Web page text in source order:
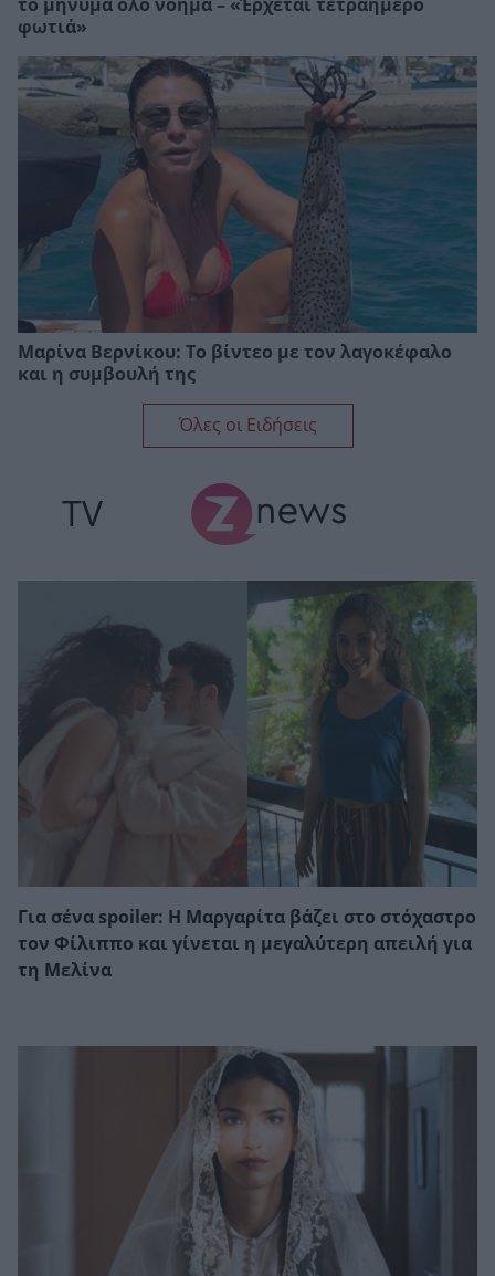
το μήνυμα όλο νόημα – «Έρχεται τετραήμερο
φωτιά»
Μαρίνα Βερνίκου: Το βίντεο με τον λαγοκέφαλο
και η συμβουλή της
Όλες οι Ειδήσεις
TV
Για σένα spoiler: Η Μαργαρίτα βάζει στο στόχαστρο
τον Φίλιππο και γίνεται η μεγαλύτερη απειλή για
τη Μελίνα